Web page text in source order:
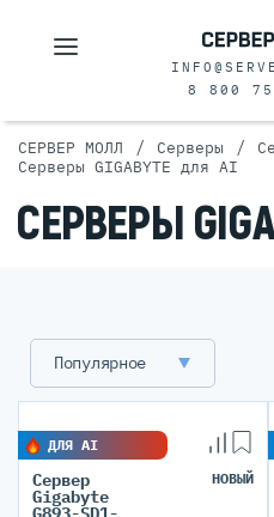
8 800
СЕРВЕР МОЛЛ / Серверы /
Серверы GIGABYTE для AI
СЕРВЕРЫ
Популярное
ДЛЯ AI
Сервер
Gigabyte
НОВЫЙ